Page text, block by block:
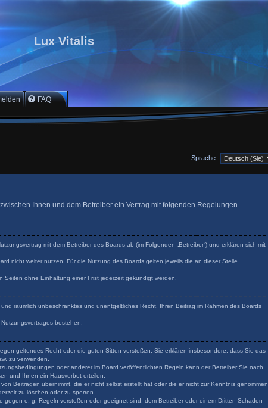
Lux Vitalis
FAQ
Sprache:
Ihnen und dem Betreiber ein Vertrag mit folgenden Regelungen
mit dem Betreiber des Boards ab (im Folgenden „Betreiber“) und erklären sich mit
nicht weiter nutzen. Für die Nutzung des Boards gelten jeweils die an dieser Stelle
ohne Einhaltung einer Frist jederzeit gekündigt werden.
räumlich unbeschränktes und unentgeltliches Recht, Ihren Beitrag im Rahmen des Boards
bestehen.
geltendes Recht oder die guten Sitten verstoßen. Sie erklären insbesondere, dass Sie das
zu verwenden.
oder anderer im Board veröffentlichten Regeln kann der Betreiber Sie nach
und Ihnen ein Hausverbot erteilen.
Beiträgen übernimmt, die er nicht selbst erstellt hat oder die er nicht zur Kenntnis genommen
zu löschen oder zu sperren.
o. g. Regeln verstoßen oder geeignet sind, dem Betreiber oder einem Dritten Schaden